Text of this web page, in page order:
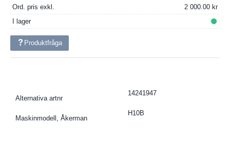
Ord. pris exkl.
2 000.00
I lager
Produktfråga
Alternativa artnr
14241947
Maskinmodell, Åkerman
H10B